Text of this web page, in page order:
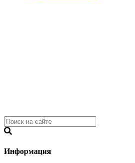
Информация